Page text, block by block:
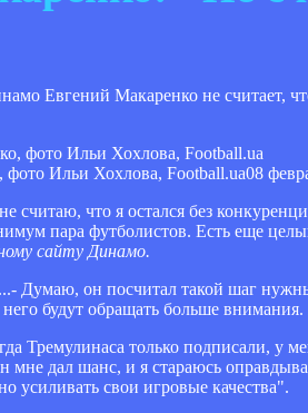
Евгений Макаренко не считает,
Ильи Хохлова, Football.ua08
считаю, что я остался без
пара футболистов. Есть еще
сайту Динамо.
Думаю, он посчитал такой шаг
будут обращать больше
Тремулинаса только подписали,
мне дал шанс, и я стараюсь
усиливать свои игровые качества".